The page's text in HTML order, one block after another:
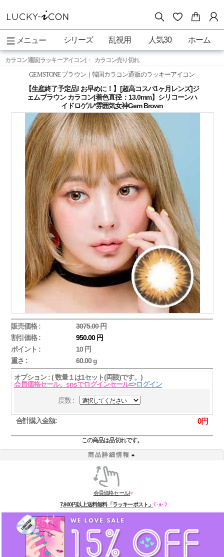
メニュー シリーズ 乱視用 人気30 ホーム
カラコン通販[ラッキーアイコン] カラコン売り切れ
GEMSTONE ブラウン｜韓国カラコン通販のラッキーアイコン
【生産終了予定品! お早めに！】[超高コスパ1ヶ月レンズ]ジ
ェムブラウン カラコン[着色直径：13.0mm】シリコーンハ
イドロゲル*雰囲気女神Gem Brown
販売価格 :
3075.00 円
割引価格 :
950.00 円
ポイント :
10 円
重さ :
60.00 g
オプション : ( 数量１は1セット(両眼)です。)
会員価格セール、snsでログインセール=>ログイン
度数 :
合計購入金額: 0円
この商品は品切れです。
商品詳細情報
会員価格セール!♥
7,900円以上送料無料「ラッキーポスト」 ʕ·ᴥ·ʔ